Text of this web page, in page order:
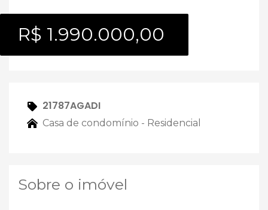
R$ 1.990.000,00
21787AGADI
Casa de condomínio - Residencial
Sobre o imóvel